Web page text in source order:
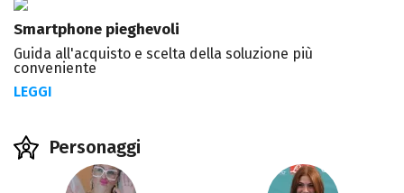
Smartphone pieghevoli
Guida all'acquisto e scelta della soluzione più
conveniente
LEGGI
Personaggi